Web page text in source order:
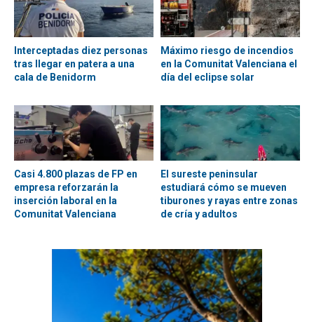
Interceptadas diez personas
tras llegar en patera a una
cala de Benidorm
Máximo riesgo de incendios
en la Comunitat Valenciana el
día del eclipse solar
Casi 4.800 plazas de FP en
empresa reforzarán la
inserción laboral en la
Comunitat Valenciana
El sureste peninsular
estudiará cómo se mueven
tiburones y rayas entre zonas
de cría y adultos